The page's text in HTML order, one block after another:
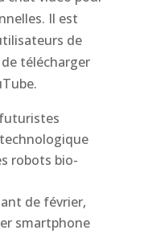
Il est
de
télécharger
robots bio-
de février,
smartphone